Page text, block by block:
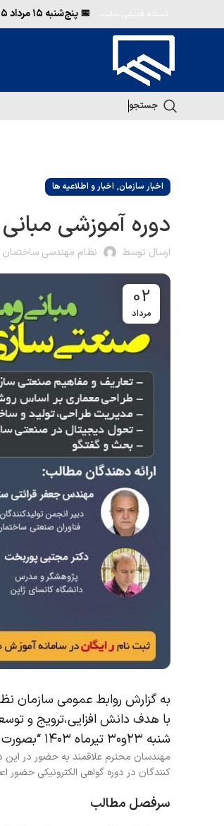
📅 پنج‌شنبه
جستجو
اخبار سازمان, اخبار و اطلاعیه ها
دوره آموزشی
ارسال توسط نظام مهندسی ساختمان
02
مرداد
به گزارش روابط عمومی سازمان
با هدف دانش افزایی،ترویج و
شنبه ۲۳و۳۰ تیرماه ۱۴۰۳ “بصورت رایگان” برگزار می نماید.
مهندسان محترم علاقمند به حضور در این
کنندگان در دوره گواهی الکترونیکی
سرفصل مطالب